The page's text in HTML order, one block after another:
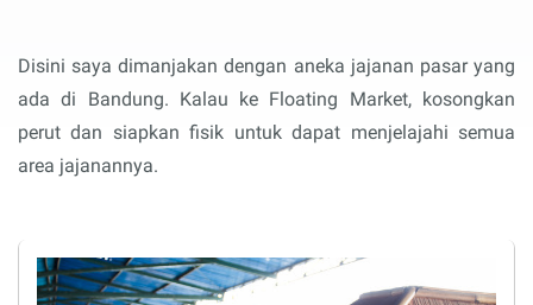
Disini saya dimanjakan dengan aneka jajanan pasar yang
ada di Bandung. Kalau ke Floating Market, kosongkan
perut dan siapkan fisik untuk dapat menjelajahi semua
area jajanannya.